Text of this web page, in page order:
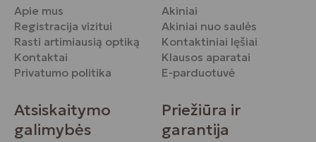
Apie mus
Registracija vizitui
Rasti artimiausią optiką
Kontaktai
Privatumo politika
Akiniai
Akiniai nuo saulės
Kontaktiniai lęšiai
Klausos aparatai
E-parduotuvė
Atsiskaitymo
galimybės
Priežiūra ir
garantija